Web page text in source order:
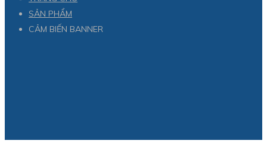
SẢN PHẨM
CẢM BIẾN BANNER